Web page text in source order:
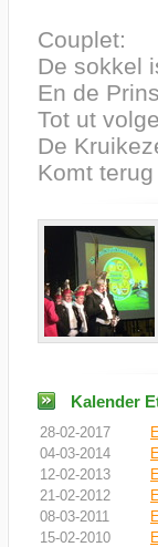
Couplet:
De sokkel
En de
Tot ut
De
Komt
Kalender
28-02-2017
04-03-2014
12-02-2013
21-02-2012
08-03-2011
15-02-2010